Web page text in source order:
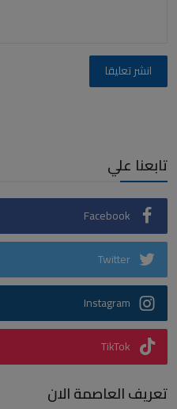
انشر تعليقا
تابعنا علي
Facebook
Twitter
Instagram
TikTok
تعريف العاصمة الان